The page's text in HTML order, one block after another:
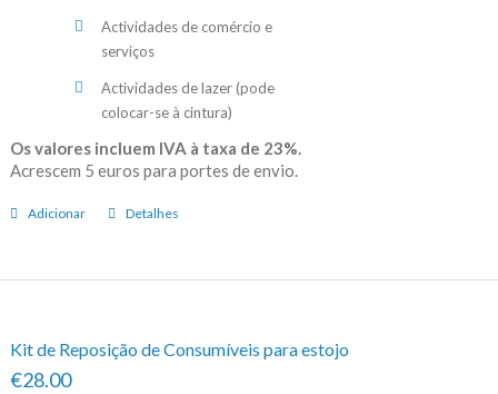
Actividades de comércio e
serviços
Actividades de lazer (pode
colocar-se à cintura)
Os valores incluem IVA à taxa de 23%.
Acrescem 5 euros para portes de envio.
Adicionar Detalhes
Kit de Reposição de Consumíveis para estojo
€28.00